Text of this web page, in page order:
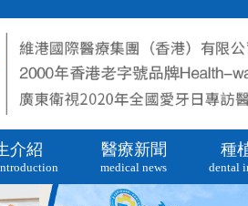
介紹 醫療新聞
medical news
種
dental